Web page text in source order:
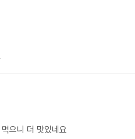
으니 더 맛있네요